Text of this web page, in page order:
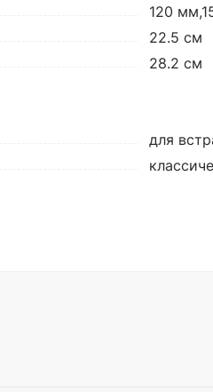
120
22.5 см
28.2 см
для